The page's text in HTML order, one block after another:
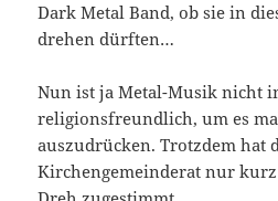
Dark Metal Band, ob sie in
drehen dürften…
Nun ist ja Metal-Musik nicht
religionsfreundlich, um es
auszudrücken. Trotzdem hat
Kirchengemeinderat nur